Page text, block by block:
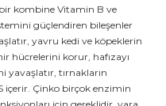
kombine Vitamin B ve
güçlendiren bileşenler
yavru kedi ve köpeklerin
hücrelerini korur, hafızayı
tırnakların
içerir. Çinko birçok enzimin